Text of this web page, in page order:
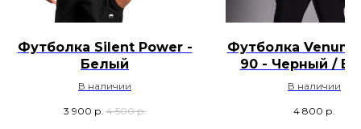
Футболка Silent Power -
Белый
В наличии
3 900 р. 4 500 р.
Футболка Venum
90 - Черный /
В наличии
4 800 р.